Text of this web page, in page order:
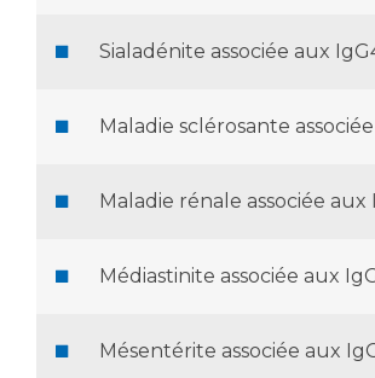
Sialadénite associée aux
Maladie sclérosante
Maladie rénale associée aux
Médiastinite associée aux
Mésentérite associée aux